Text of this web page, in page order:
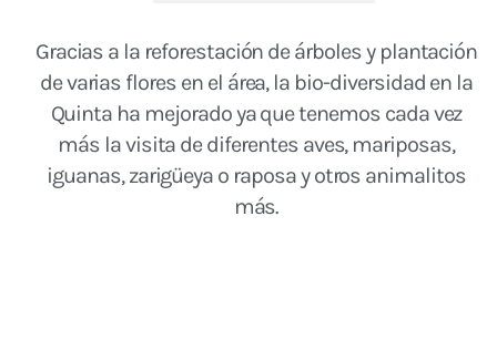
Gracias a la reforestación de árboles y plantación
de varias flores en el área, la bio-diversidad en la
Quinta ha mejorado ya que tenemos cada vez
más la visita de diferentes aves, mariposas,
iguanas, zarigüeya o raposa y otros animalitos
más.